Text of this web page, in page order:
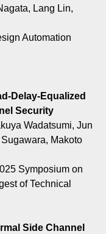
Lang Lin,
Automation
Delay-Equalized
Security
Wadatsumi, Jun
Makoto
Symposium on
of Technical
Side Channel